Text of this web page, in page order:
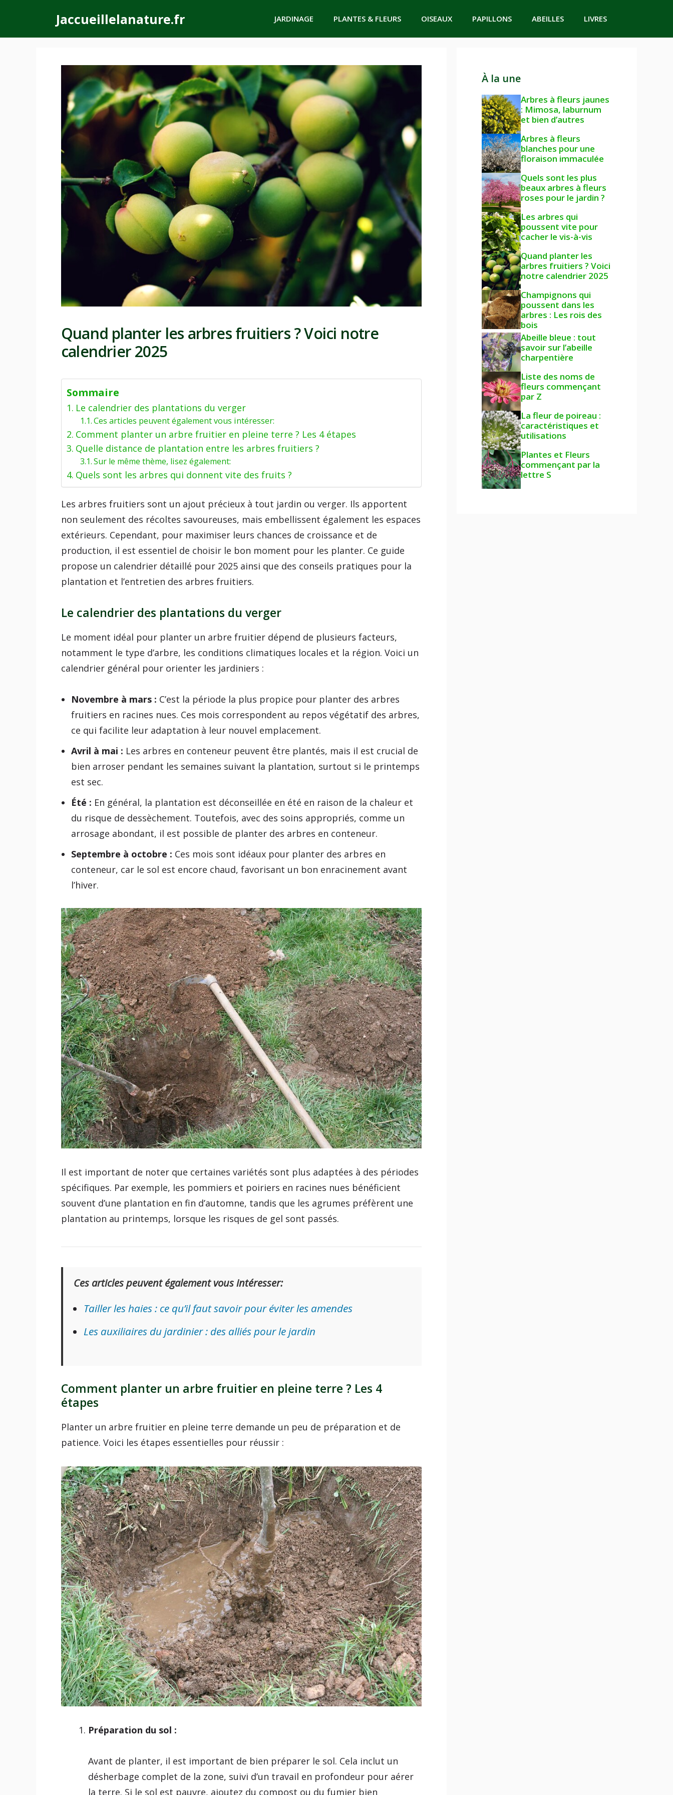
contenu
Jaccueillelanature.fr JARDINAGE PLANTES & FLEURS OISEAUX PAPILLONS ABEILLES LIVRES
Quand planter les arbres fruitiers ? Voici notre
calendrier 2025
Sommaire
Le calendrier des plantations du verger
Ces articles peuvent également vous intéresser:
Comment planter un arbre fruitier en pleine terre ? Les 4 étapes
Quelle distance de plantation entre les arbres fruitiers ?
Sur le même thème, lisez également:
Quels sont les arbres qui donnent vite des fruits ?
Les arbres fruitiers sont un ajout précieux à tout jardin ou verger. Ils apportent
non seulement des récoltes savoureuses, mais embellissent également les espaces
extérieurs. Cependant, pour maximiser leurs chances de croissance et de
production, il est essentiel de choisir le bon moment pour les planter. Ce guide
propose un calendrier détaillé pour 2025 ainsi que des conseils pratiques pour la
plantation et l’entretien des arbres fruitiers.
Le calendrier des plantations du verger
Le moment idéal pour planter un arbre fruitier dépend de plusieurs facteurs,
notamment le type d’arbre, les conditions climatiques locales et la région. Voici un
calendrier général pour orienter les jardiniers :
Novembre à mars : C’est la période la plus propice pour planter des arbres
fruitiers en racines nues. Ces mois correspondent au repos végétatif des arbres,
ce qui facilite leur adaptation à leur nouvel emplacement.
Avril à mai : Les arbres en conteneur peuvent être plantés, mais il est crucial de
bien arroser pendant les semaines suivant la plantation, surtout si le printemps
est sec.
Été : En général, la plantation est déconseillée en été en raison de la chaleur et
du risque de dessèchement. Toutefois, avec des soins appropriés, comme un
arrosage abondant, il est possible de planter des arbres en conteneur.
Septembre à octobre : Ces mois sont idéaux pour planter des arbres en
conteneur, car le sol est encore chaud, favorisant un bon enracinement avant
l’hiver.
Il est important de noter que certaines variétés sont plus adaptées à des périodes
spécifiques. Par exemple, les pommiers et poiriers en racines nues bénéficient
souvent d’une plantation en fin d’automne, tandis que les agrumes préfèrent une
plantation au printemps, lorsque les risques de gel sont passés.
Ces articles peuvent également vous intéresser:
Tailler les haies : ce qu’il faut savoir pour éviter les amendes
Les auxiliaires du jardinier : des alliés pour le jardin
Comment planter un arbre fruitier en pleine terre ? Les 4
étapes
Planter un arbre fruitier en pleine terre demande un peu de préparation et de
patience. Voici les étapes essentielles pour réussir :
Préparation du sol :
Avant de planter, il est important de bien préparer le sol. Cela inclut un
désherbage complet de la zone, suivi d’un travail en profondeur pour aérer
la terre. Si le sol est pauvre, ajoutez du compost ou du fumier bien
À la une
Arbres à fleurs jaunes
: Mimosa, laburnum
et bien d’autres
Arbres à fleurs
blanches pour une
floraison immaculée
Quels sont les plus
beaux arbres à fleurs
roses pour le jardin ?
Les arbres qui
poussent vite pour
cacher le vis-à-vis
Quand planter les
arbres fruitiers ? Voici
notre calendrier 2025
Champignons qui
poussent dans les
arbres : Les rois des
bois
Abeille bleue : tout
savoir sur l’abeille
charpentière
Liste des noms de
fleurs commençant
par Z
La fleur de poireau :
caractéristiques et
utilisations
Plantes et Fleurs
commençant par la
lettre S